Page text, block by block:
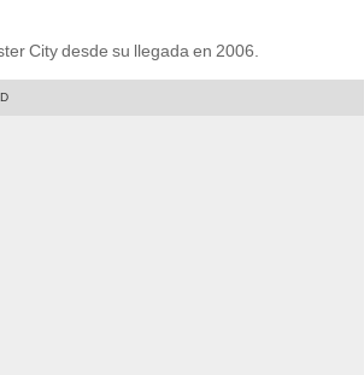
City desde su llegada en 2006.